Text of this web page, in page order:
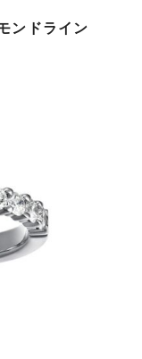
ンドライン